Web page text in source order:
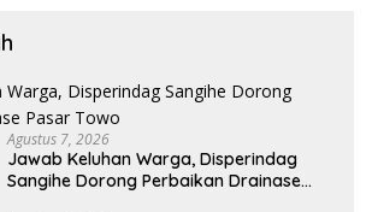
Agustus 7, 2026
Jawab Keluhan Warga, Disperindag
Sangihe Dorong Perbaikan Drainase